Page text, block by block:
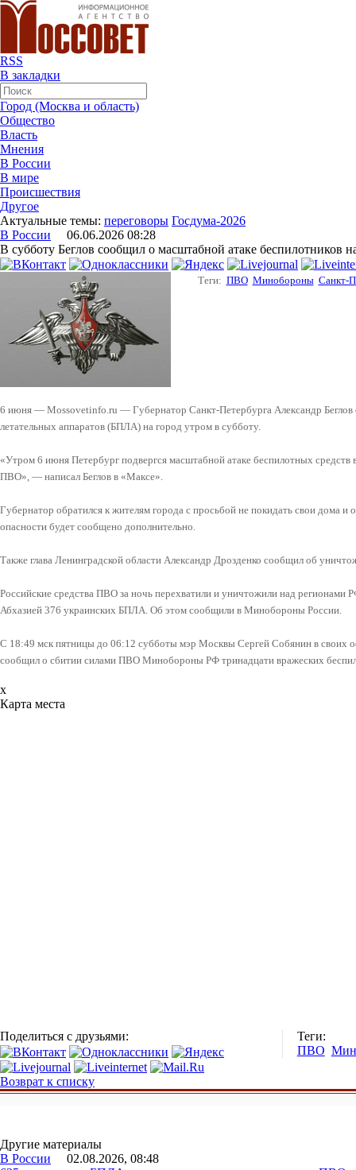
RSS
В закладки
Город (Москва и область)
Общество
Власть
Мнения
В России
В мире
Происшествия
Другое
Актуальные темы: переговоры Госдума-2026
В России 06.06.2026 08:28
В субботу Беглов сообщил о масштабной атаке беспилотников
Теги: ПВО Минобороны Санкт-
6 июня — Mossovetinfo.ru — Губернатор Санкт-Петербурга Александр
летательных аппаратов (БПЛА) на город утром в субботу.
«Утром 6 июня Петербург подвергся масштабной атаке беспилотных средств
ПВО», — написал Беглов в «Максе».
Губернатор обратился к жителям города с просьбой не покидать свои дома и
опасности будет сообщено дополнительно.
Также глава Ленинградской области Александр Дрозденко сообщил об
Российские средства ПВО за ночь перехватили и уничтожили над
Абхазией 376 украинских БПЛА. Об этом сообщили в Минобороны России.
С 18:49 мск пятницы до 06:12 субботы мэр Москвы Сергей Собянин в своих
сообщил о сбитии силами ПВО Минобороны РФ тринадцати вражеских
x
Карта места
Поделиться с друзьями:
Теги:
ПВО
Возврат к списку
Другие материалы
В России 02.08.2026, 08:48